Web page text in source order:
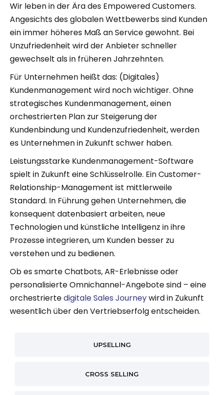
Wir leben in der Ära des Empowered Customers.
Angesichts des globalen Wettbewerbs sind Kunden
ein immer höheres Maß an Service gewohnt. Bei
Unzufriedenheit wird der Anbieter schneller
gewechselt als in früheren Jahrzehnten.
Für Unternehmen heißt das: (Digitales)
Kundenmanagement wird noch wichtiger. Ohne
strategisches Kundenmanagement, einen
orchestrierten Plan zur Steigerung der
Kundenbindung und Kundenzufriedenheit, werden
es Unternehmen in Zukunft schwer haben.
Leistungsstarke Kundenmanagement-Software
spielt in Zukunft eine Schlüsselrolle. Ein Customer-
Relationship-Management ist mittlerweile
Standard. In Führung gehen Unternehmen, die
konsequent datenbasiert arbeiten, neue
Technologien und künstliche Intelligenz in ihre
Prozesse integrieren, um Kunden besser zu
verstehen und zu bedienen.
Ob es smarte Chatbots, AR-Erlebnisse oder
personalisierte Omnichannel-Angebote sind – eine
orchestriertedigitale Sales Journeywird in Zukunft
wesentlich über den Vertriebserfolg entscheiden.
UPSELLING
CROSS SELLING